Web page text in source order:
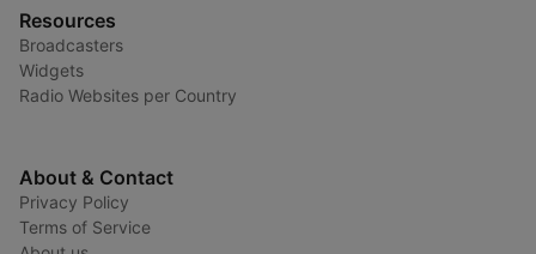
Resources
Broadcasters
Widgets
Radio Websites per Country
About & Contact
Privacy Policy
Terms of Service